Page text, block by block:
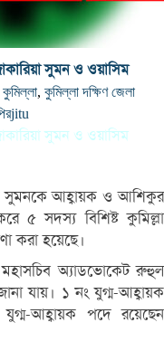
সুমন ও ওয়াসিম
কুমিল্লা, কুমিল্লা দক্ষিণ জেলা
jitu
সুমন ও ওয়াসিম
সুমনকে আহ্বায়ক ও আশিকুর
৫ সদস্য বিশিষ্ট কুমিল্লা
করা হয়েছে।
মহাসচিব অ্যাডভোকেট রুহুল
যায়। ১ নং যুগ্ম-আহ্বায়ক
আহ্বায়ক পদে রয়েছেন